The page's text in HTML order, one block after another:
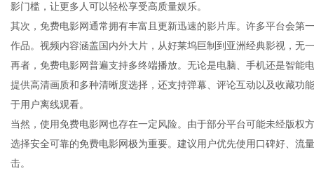
影门槛，让更多人可以轻松享受高质量娱乐。
其次，免费电影网通常拥有丰富且更新迅速的影片库。许多平台会第
作品。视频内容涵盖国内外大片，从好莱坞巨制到亚洲经典影视，无
再者，免费电影网普遍支持多终端播放。无论是电脑、手机还是智能
提供高清画质和多种清晰度选择，还支持弹幕、评论互动以及收藏功
于用户离线观看。
当然，使用免费电影网也存在一定风险。由于部分平台可能未经版权
选择安全可靠的免费电影网极为重要。建议用户优先使用口碑好、流
击。